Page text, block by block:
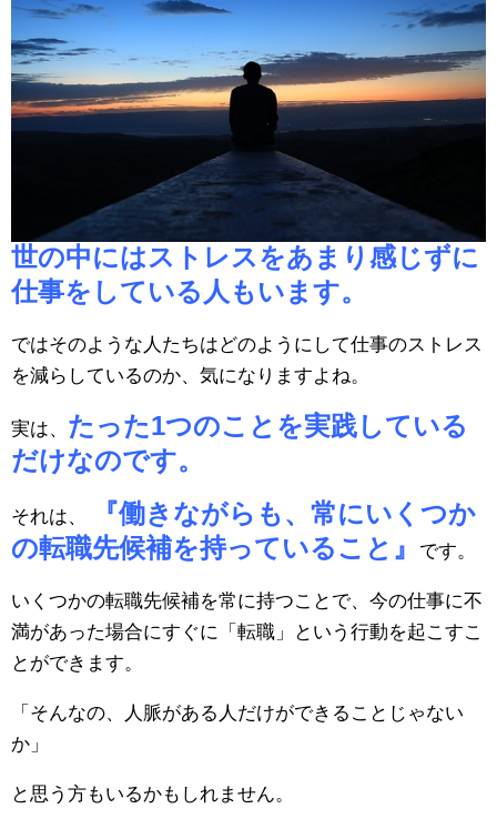
世の中にはストレスをあまり感じずに
仕事をしている人もいます。
ではそのような人たちはどのようにして仕事のストレス
を減らしているのか、気になりますよね。
実は、 たった1つのことを実践している
だけなのです。
それは、
『働きながらも、常にいくつか
の転職先候補を持っていること』
です。
いくつかの転職先候補を常に持つことで、今の仕事に不
満があった場合にすぐに「転職」という行動を起こすこ
とができます。
「そんなの、人脈がある人だけができることじゃない
か」
と思う方もいるかもしれません。